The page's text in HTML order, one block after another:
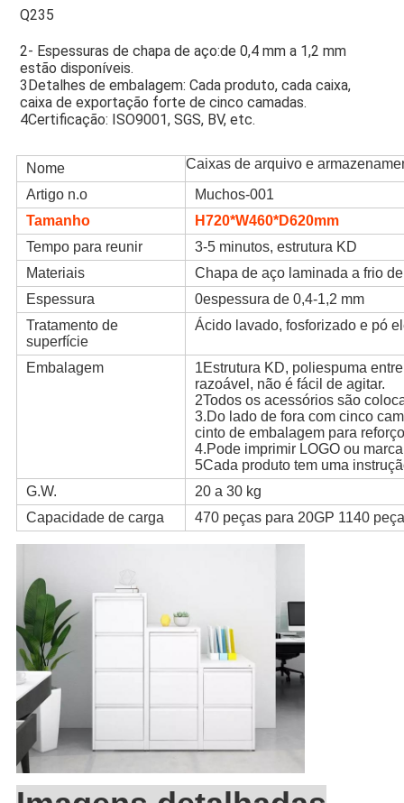
Q235
2- Espessuras de chapa de aço:de 0,4 mm a 1,2 mm
estão disponíveis.
3Detalhes de embalagem: Cada produto, cada caixa,
caixa de exportação forte de cinco camadas.
4Certificação: ISO9001, SGS, BV, etc.
Nome
Caixas de arquivo e
Artigo n.o
Muchos-001
Tamanho
H720*W460*D620mm
Tempo para reunir
3-5 minutos, estrutura KD
Materiais
Chapa de aço laminada a frio
Espessura
0espessura de 0,4-1,2 mm
Tratamento de
superfície
Ácido lavado, fosforizado e pó
Embalagem
1Estrutura KD, poliespuma
razoável, não é fácil de agitar.
2Todos os acessórios são
3.Do lado de fora com cinco
cinto de embalagem para
4.Pode imprimir LOGO ou
5Cada produto tem uma
G.W.
20 a 30 kg
Capacidade de carga
470 peças para 20GP 1140